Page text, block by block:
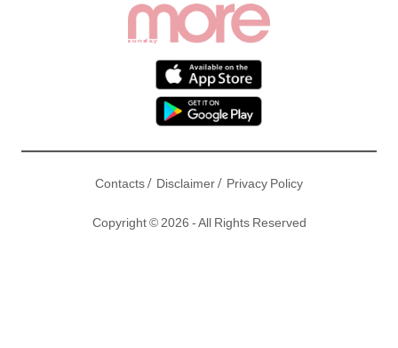
Contacts/ Disclaimer/ Privacy Policy
Copyright © 2026 - All Rights Reserved